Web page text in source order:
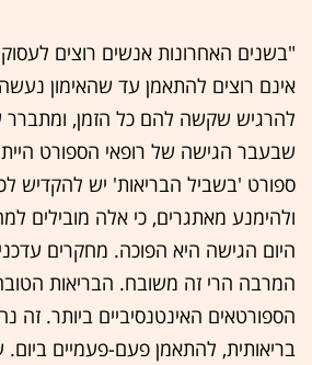
"בשנים האחרונות אנשים רוצים
אינם רוצים להתאמן עד שהאימון
להרגיש שקשה להם כל הזמן, ומתברר
שבעבר הגישה של רופאי הספורט
ספורט 'בשביל הבריאות' יש להקדיש
ולהימנע מאתגרים, כי אלה מובילים
היום הגישה היא הפוכה. מחקרים
המרבה הרי זה משובח. הבריאות
הספורטאים האינטנסיביים ביותר. זה
בריאותית, להתאמן פעם-פעמיים